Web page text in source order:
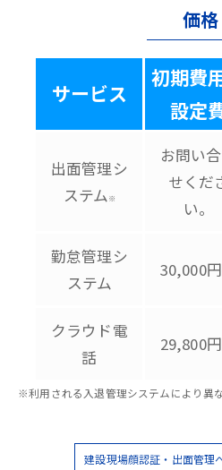
価格
サービス
初期費
設定
出面管理シ
ステム ※
お問い
せくだ
い。
勤怠管理シ
ステム
30,000
クラウド電
話
29,800
※利用される入退管理システムにより異な
建設現場顔認証・出面管理